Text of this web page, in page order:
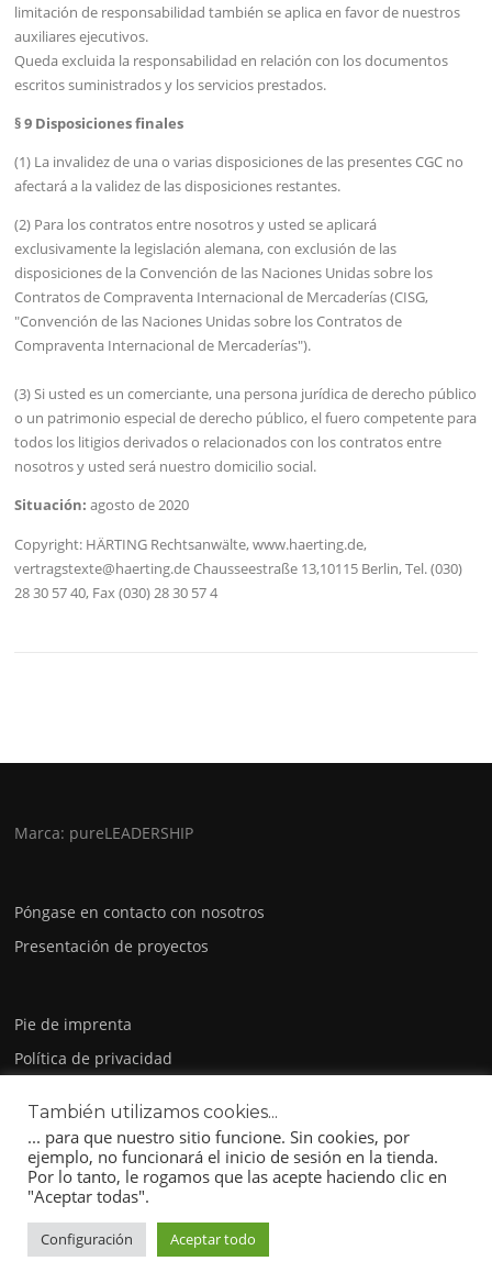
limitación de responsabilidad también se aplica en favor de nuestros
auxiliares ejecutivos.
Queda excluida la responsabilidad en relación con los documentos
escritos suministrados y los servicios prestados.
§ 9 Disposiciones finales
(1) La invalidez de una o varias disposiciones de las presentes CGC no
afectará a la validez de las disposiciones restantes.
(2) Para los contratos entre nosotros y usted se aplicará
exclusivamente la legislación alemana, con exclusión de las
disposiciones de la Convención de las Naciones Unidas sobre los
Contratos de Compraventa Internacional de Mercaderías (CISG,
"Convención de las Naciones Unidas sobre los Contratos de
Compraventa Internacional de Mercaderías").
(3) Si usted es un comerciante, una persona jurídica de derecho público
o un patrimonio especial de derecho público, el fuero competente para
todos los litigios derivados o relacionados con los contratos entre
nosotros y usted será nuestro domicilio social.
Situación:agosto de 2020
Copyright: HÄRTING Rechtsanwälte, www.haerting.de,
vertragstexte@haerting.de Chausseestraße 13,10115 Berlin, Tel. (030)
28 30 57 40, Fax (030) 28 30 57 4
Marca: pureLEADERSHIP
Póngase en contacto con nosotros
Presentación de proyectos
Pie de imprenta
Política de privacidad
Copyright © 2026 pureLEADERSHIP. Todos los derechos reservados.
Tema Screenr parallaxde FameThemes
También utilizamos cookies...
... para que nuestro sitio funcione. Sin cookies, por
ejemplo, no funcionará el inicio de sesión en la tienda.
Por lo tanto, le rogamos que las acepte haciendo clic en
"Aceptar todas".
Configuración Aceptar todo